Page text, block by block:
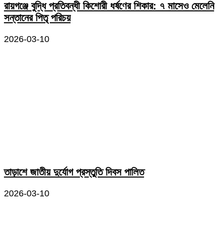
রায়গঞ্জে বুদ্ধি প্রতিবন্ধী কিশোরী ধর্ষণের শিকার: ৭ মাসেও মেলেনি
সন্তানের পিতৃ পরিচয়
2026-03-10
তাড়াশে জাতীয় দুর্যোগ প্রস্তুতি দিবস পালিত
2026-03-10